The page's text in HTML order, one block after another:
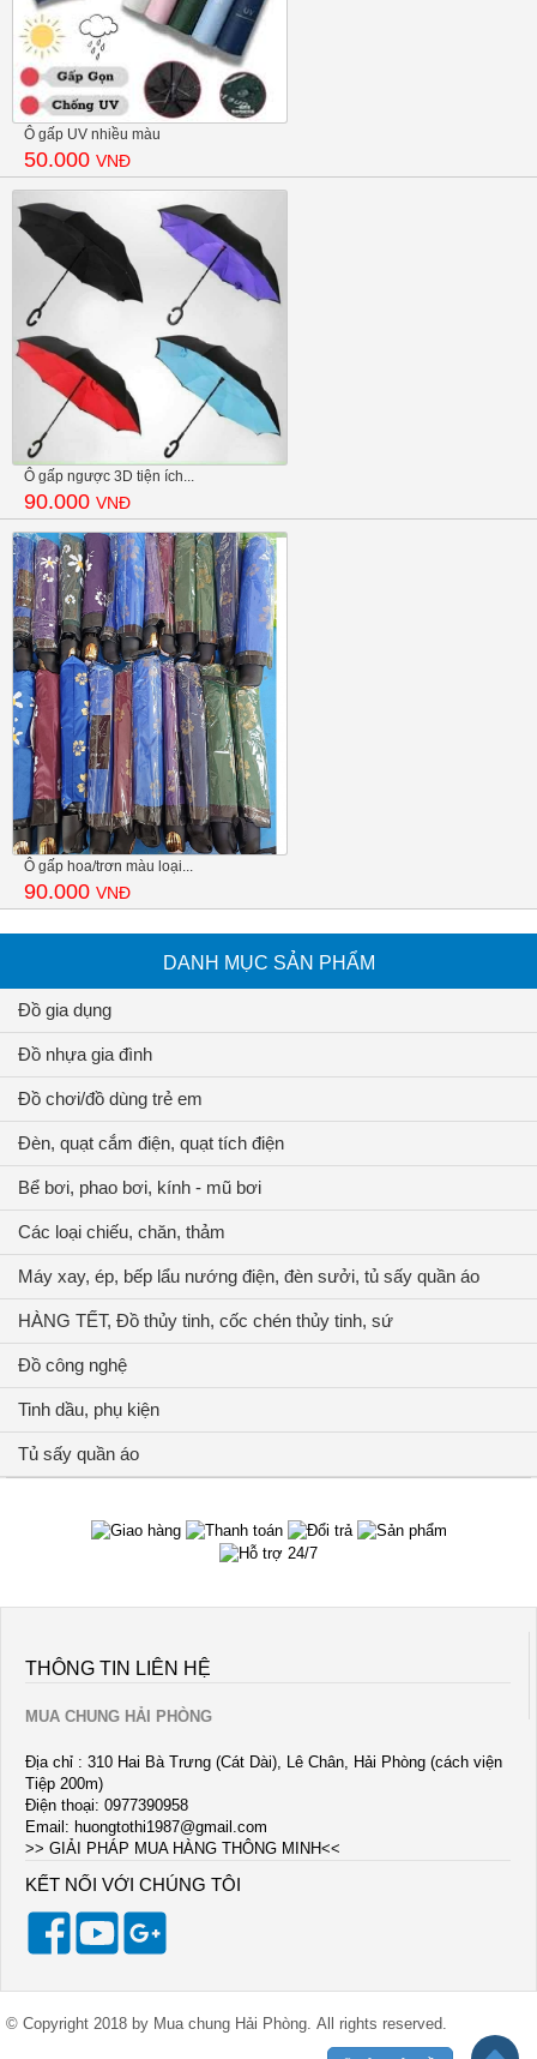
Ô gấp UV nhiều màu
50.000 VNĐ
Ô gấp ngược 3D tiện ích...
90.000 VNĐ
Ô gấp hoa/trơn màu loại...
90.000 VNĐ
DANH MỤC SẢN PHẨM
Đồ gia dụng
Đồ nhựa gia đình
Đồ chơi/đồ dùng trẻ em
Đèn, quạt cắm điện, quạt tích điện
Bể bơi, phao bơi, kính - mũ bơi
Các loại chiếu, chăn, thảm
Máy xay, ép, bếp lẩu nướng điện, đèn sưởi, tủ sấy quần áo
HÀNG TẾT, Đồ thủy tinh, cốc chén thủy tinh, sứ
Đồ công nghệ
Tinh dầu, phụ kiện
Tủ sấy quần áo
THÔNG TIN LIÊN HỆ
MUA CHUNG HẢI PHÒNG
Địa chỉ : 310 Hai Bà Trưng (Cát Dài), Lê Chân, Hải Phòng (cách viện
Tiệp 200m)
Điện thoại: 0977390958
Email: huongtothi1987@gmail.com
>> GIẢI PHÁP MUA HÀNG THÔNG MINH<<
KẾT NỐI VỚI CHÚNG TÔI
© Copyright 2018 by Mua chung Hải Phòng. All rights reserved.